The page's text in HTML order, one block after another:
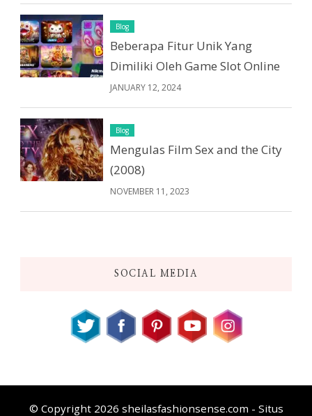
Blog
Beberapa Fitur Unik Yang
Dimiliki Oleh Game Slot Online
JANUARY 12, 2024
Blog
Mengulas Film Sex and the City
(2008)
NOVEMBER 11, 2023
SOCIAL MEDIA
© Copyright 2026 sheilasfashionsense.com - Situs